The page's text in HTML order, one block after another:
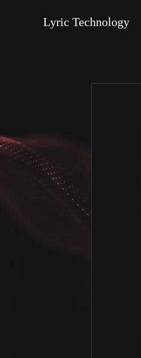
Lyric Technology